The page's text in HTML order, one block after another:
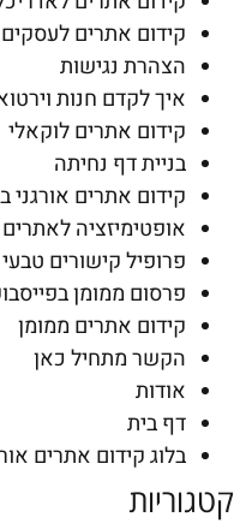
קידום אתרים לעסקים
הצהרת נגישות
איך לקדם חנות
קידום אתרים לוקאלי
בניית דף נחיתה
קידום אתרים אורגני
אופטימיזציה לאתרים
פרופיל קישורים
פרסום ממומן
קידום אתרים ממומן
הקשר מתחיל כאן
אודות
דף בית
בלוג קידום אתרים
קטגוריות